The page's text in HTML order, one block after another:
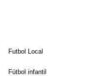
Futbol Local
Fútbol infantil